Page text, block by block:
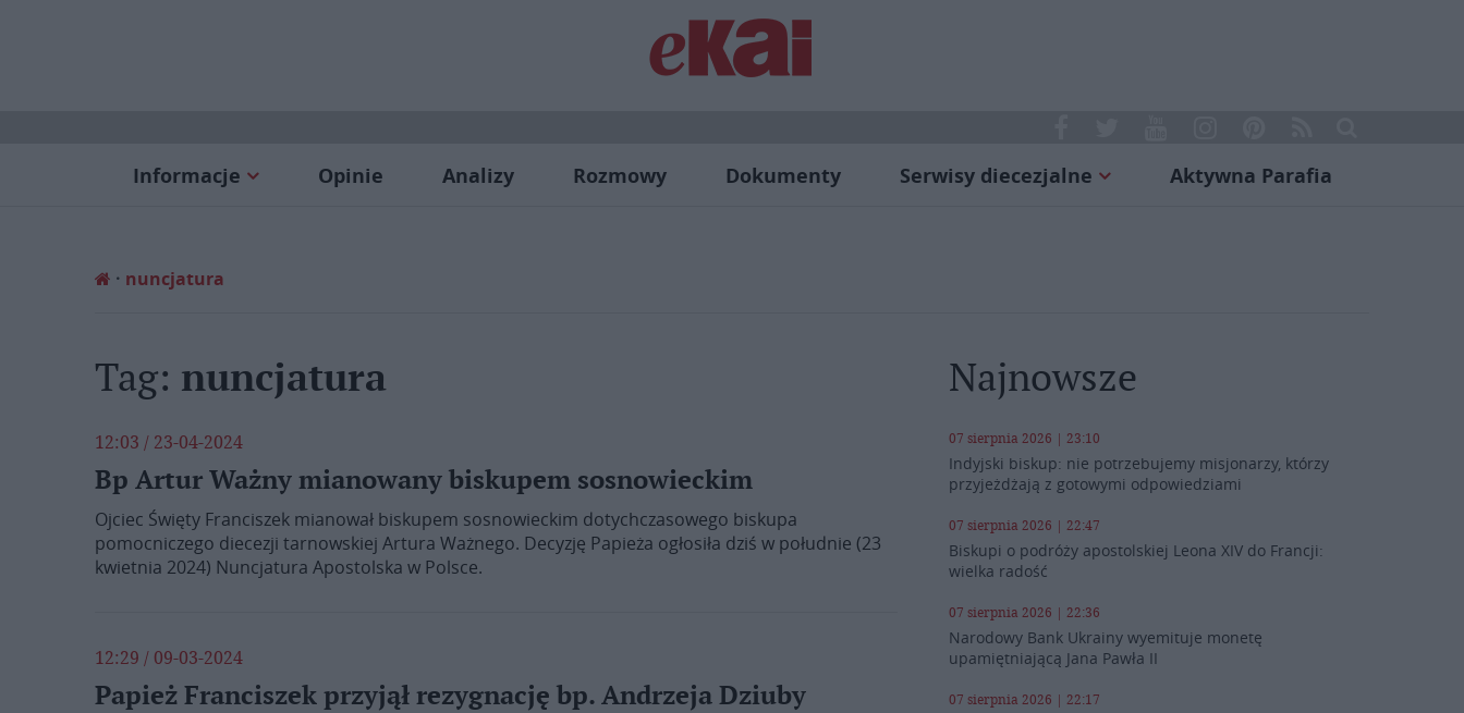
Informacje Opinie Analizy Rozmowy Dokumenty Serwisy diecezjalne Aktywna Parafia
nuncjatura
Tag: nuncjatura
12:03 / 23-04-2024
Bp Artur Ważny mianowany biskupem sosnowieckim
Ojciec Święty Franciszek mianował biskupem sosnowieckim dotychczasowego biskupa
pomocniczego diecezji tarnowskiej Artura Ważnego. Decyzję Papieża ogłosiła dziś w południe (23
kwietnia 2024) Nuncjatura Apostolska w Polsce.
12:29 / 09-03-2024
Papież Franciszek przyjął rezygnację bp. Andrzeja Dziuby
Najnowsze
07 sierpnia 2026 | 23:10
Indyjski biskup: nie potrzebujemy misjonarzy, którzy
przyjeżdżają z gotowymi odpowiedziami
07 sierpnia 2026 | 22:47
Biskupi o podróży apostolskiej Leona XIV do Francji:
wielka radość
07 sierpnia 2026 | 22:36
Narodowy Bank Ukrainy wyemituje monetę
upamiętniającą Jana Pawła II
07 sierpnia 2026 | 22:17